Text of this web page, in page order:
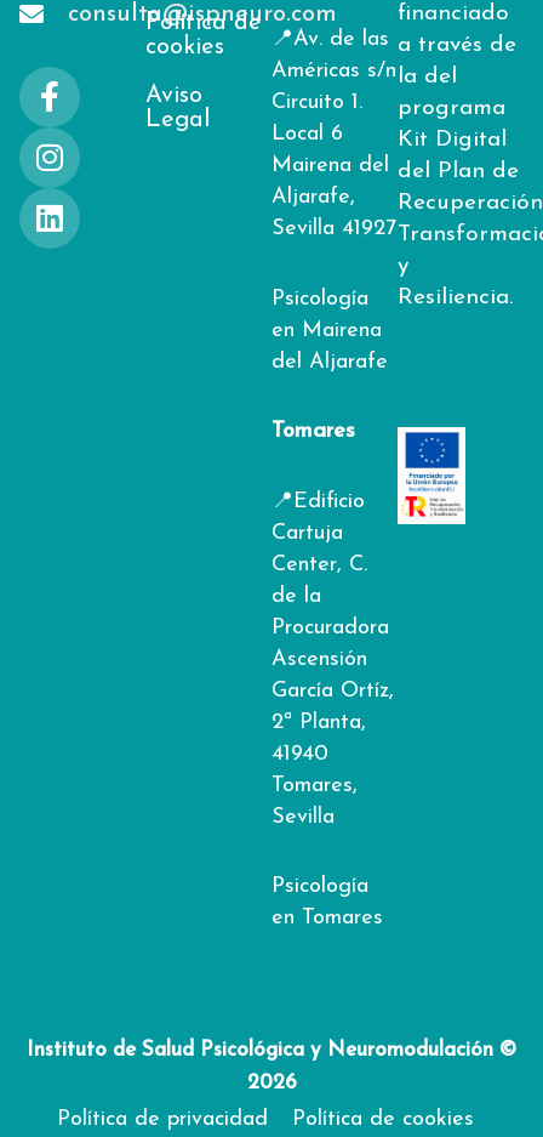
consulta@ispneuro.com
F
a
c
e
b
o
I
n
s
t
a
g
L
i
n
k
e
d
Política de
cookies
Aviso
Legal
📍Av. de las
Américas s/n
Circuito 1.
Local 6
Mairena del
Aljarafe,
Sevilla 41927
Psicología
en Mairena
del Aljarafe
Tomares
📍Edificio
Cartuja
Center, C.
de la
Procuradora
Ascensión
García Ortíz,
2ª Planta,
41940
Tomares,
Sevilla
Psicología
en Tomares
financiado
a través de
la del
programa
Kit Digital
del Plan de
y
Resiliencia.
Instituto de Salud Psicológica y Neuromodulación ©
2026
Política de privacidad Política de cookies